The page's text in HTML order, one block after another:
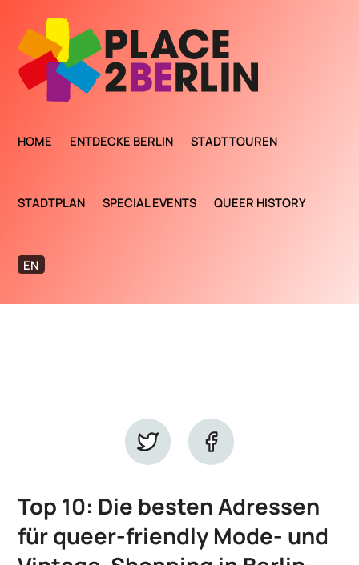
HOME ENTDECKE BERLIN STADTTOUREN
STADTPLAN SPECIAL EVENTS QUEER HISTORY
EN
Top 10: Die besten Adressen
für queer-friendly Mode- und